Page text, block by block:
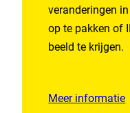
veranderingen
op te pakken of
beeld te krijgen.
Meer informatie